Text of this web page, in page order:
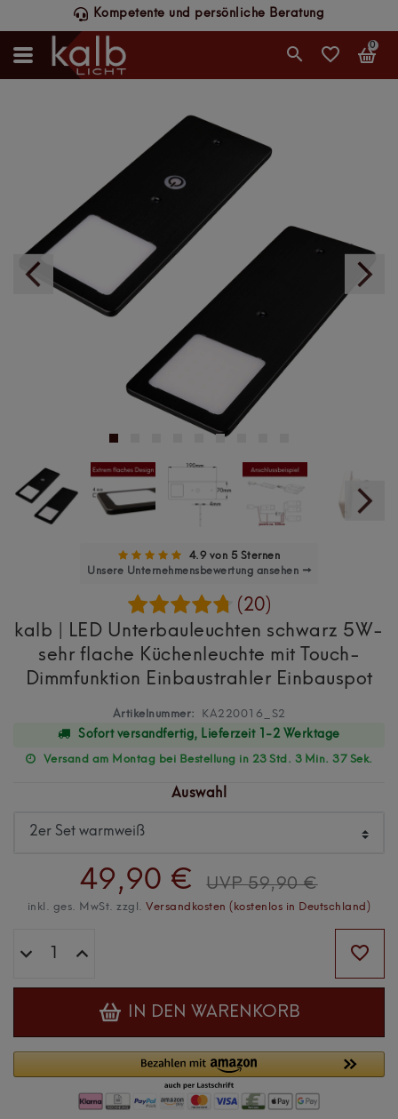
Schneller DHL-Versand, werktags bis 14 Uhr
0
4.9 von 5 Sternen
Unsere Unternehmensbewertung ansehen →
(20)
kalb | LED Unterbauleuchten schwarz 5W-
sehr flache Küchenleuchte mit Touch-
Dimmfunktion Einbaustrahler Einbauspot
Artikelnummer:
KA220016_S2
Sofort versandfertig, Lieferzeit 1-2 Werktage
Versand am Montag bei Bestellung in 23 Std. 3 Min. 36 Sek.
Auswahl
49,90 € UVP 59,90 €
inkl. ges. MwSt. zzgl. Versandkosten (kostenlos in Deutschland)
IN DEN WARENKORB